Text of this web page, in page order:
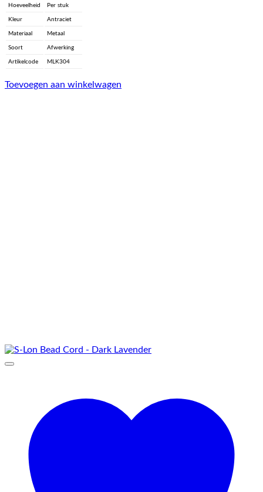
Hoeveelheid Per stuk
Kleur Antraciet
Materiaal Metaal
Soort Afwerking
Artikelcode MLK304
Toevoegen aan winkelwagen